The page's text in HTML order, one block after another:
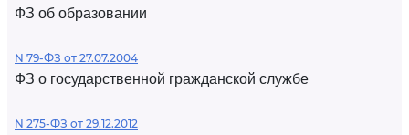
ФЗ об образовании
N 79-ФЗ от 27.07.2004
ФЗ о государственной гражданской службе
N 275-ФЗ от 29.12.2012